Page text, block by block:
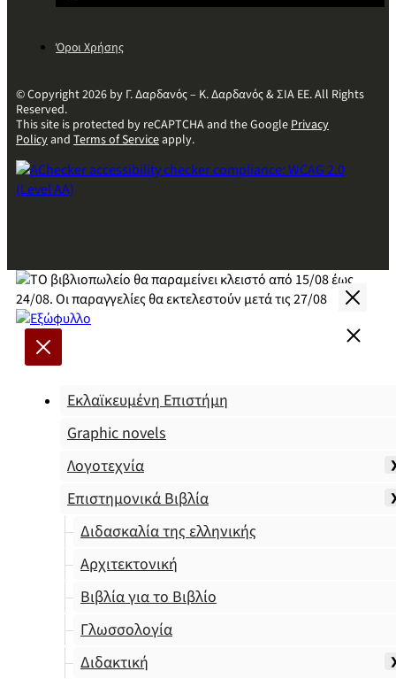
Όροι Χρήσης
© Copyright 2026 by Γ. Δαρδανός – Κ. Δαρδανός & ΣΙΑ ΕΕ. All Rights
Reserved.
This site is protected by reCAPTCHA and the GooglePrivacy
Policyand Terms of Serviceapply.
Εκλαϊκευμένη Επιστήμη
Graphic novels
Λογοτεχνία
Επιστημονικά Βιβλία
Διδασκαλία της ελληνικής
Αρχιτεκτονική
Βιβλία για το Βιβλίο
Γλωσσολογία
Διδακτική